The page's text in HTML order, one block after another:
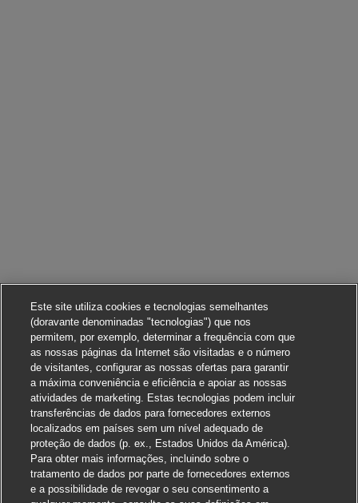
Este site utiliza cookies e tecnologias semelhantes
(doravante denominadas "tecnologias") que nos
permitem, por exemplo, determinar a frequência com que
as nossas páginas da Internet são visitadas e o número
de visitantes, configurar as nossas ofertas para garantir
a máxima conveniência e eficiência e apoiar as nossas
atividades de marketing. Estas tecnologias podem incluir
transferências de dados para fornecedores externos
localizados em países sem um nível adequado de
proteção de dados (p. ex., Estados Unidos da América).
Para obter mais informações, incluindo sobre o
tratamento de dados por parte de fornecedores externos
e a possibilidade de revogar o seu consentimento a